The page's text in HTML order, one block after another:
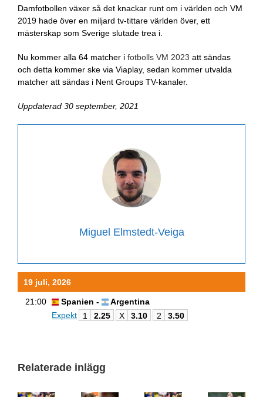
Damfotbollen växer så det knackar runt om i världen och VM
2019 hade över en miljard tv-tittare världen över, ett
mästerskap som Sverige slutade trea i.
Nu kommer alla 64 matcher i fotbolls VM 2023 att sändas
och detta kommer ske via Viaplay, sedan kommer utvalda
matcher att sändas i Nent Groups TV-kanaler.
Uppdaterad 30 september, 2021
Miguel Elmstedt-Veiga
19 juli, 2026
21:00 Spanien -
Argentina
Expekt
1 2.25 X 3.10 2 3.50
Relaterade inlägg